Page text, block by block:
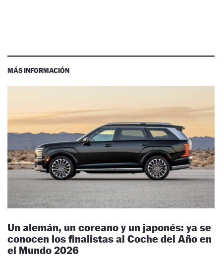
MÁS INFORMACIÓN
Un alemán, un coreano y un japonés: ya se
conocen los finalistas al Coche del Año en
el Mundo 2026